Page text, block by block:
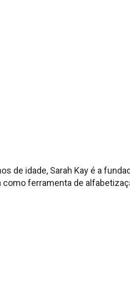
de idade, Sarah Kay é a
como ferramenta de